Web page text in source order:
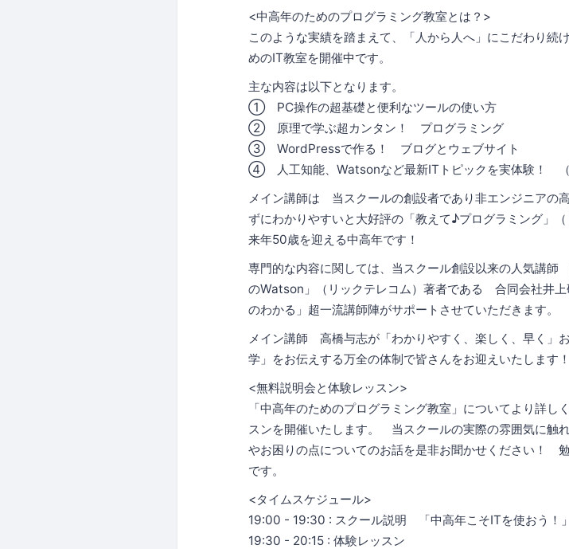
<中高年のためのプログラミング教室とは？>
このような実績を踏まえて、「人から人へ」にこだわり
めのIT教室を開催中です。
主な内容は以下となります。
① PC操作の超基礎と便利なツールの使い方
② 原理で学ぶ超カンタン！ プログラミング
③ WordPressで作る！ ブログとウェブサイト
④ 人工知能、Watsonなど最新ITトピックを実体験！ （
メイン講師は 当スクールの創設者であり非エンジニア
ずにわかりやすいと大好評の「教えて♪プログラミング」
来年50歳を迎える中高年です！
専門的な内容に関しては、当スクール創設以来の人気
のWatson」（リックテレコム）著者である 合同会社井
のわかる」超一流講師陣がサポートさせていただきます。
メイン講師 高橋与志が「わかりやすく、楽しく、早く」
学」をお伝えする万全の体制で皆さんをお迎えいたします！
<無料説明会と体験レッスン>
「中高年のためのプログラミング教室」についてより詳
スンを開催いたします。 当スクールの実際の雰囲気に触
やお困りの点についてのお話を是非お聞かせください！
です。
<タイムスケジュール>
19:00 - 19:30 : スクール説明 「中高年こそITを使おう！」
19:30 - 20:15 : 体験レッスン